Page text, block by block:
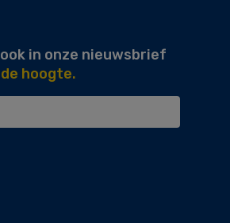
in onze nieuwsbrief
hoogte.